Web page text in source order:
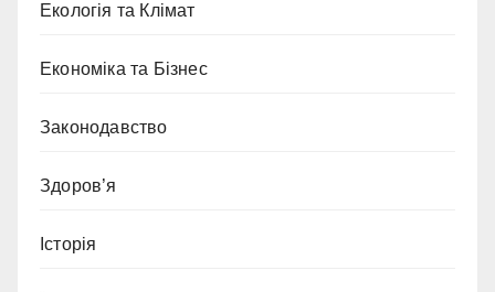
Екологія та Клімат
Економіка та Бізнес
Законодавство
Здоров’я
Історія